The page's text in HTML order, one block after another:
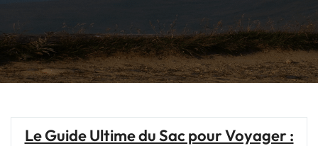
Le Guide Ultime du Sac pour Voyager :